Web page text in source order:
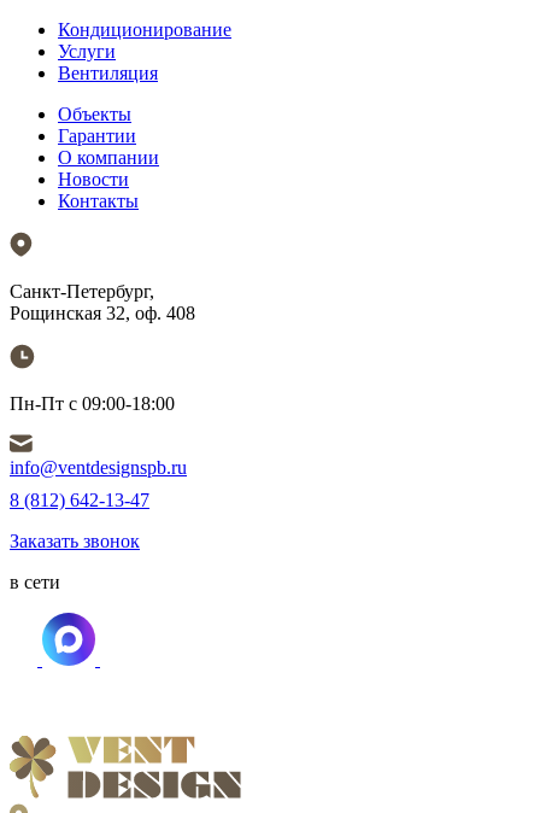
Кондиционирование
Услуги
Вентиляция
Объекты
Гарантии
О компании
Новости
Контакты
Санкт-Петербург,
Рощинская 32, оф. 408
Пн-Пт с 09:00-18:00
info@ventdesignspb.ru
8 (812) 642-13-47
Заказать звонок
в сети